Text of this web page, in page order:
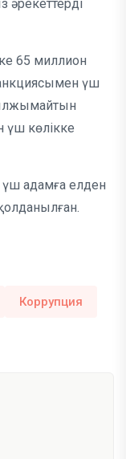
әрекеттерді
65 миллион
үш
үш көлікке
үш адамға елден
Коррупция